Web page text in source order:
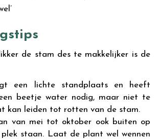
’
de stam des te makkelijker is de
een lichte standplaats en heeft
beetje water nodig, maar niet te
kan leiden tot rotten van de stam.
van mei tot oktober ook buiten op
plek staan. Laat de plant wel wennen